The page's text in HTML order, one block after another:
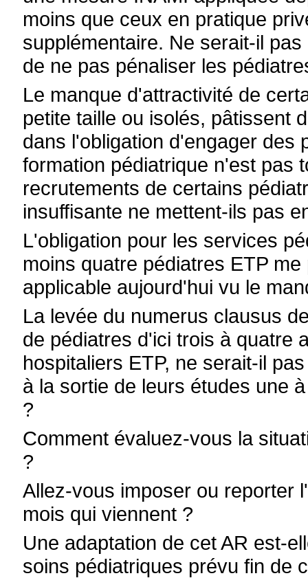
moins que ceux en pratique
supplémentaire. Ne serait-il
de ne pas pénaliser les
Le manque d'attractivité de
petite taille ou isolés, pâtissent
dans l'obligation d'engager des
formation pédiatrique n'est pas
recrutements de certains
insuffisante ne mettent-ils pas
L'obligation pour les services
moins quatre pédiatres ETP
applicable aujourd'hui vu le
La levée du numerus clausus
de pédiatres d'ici trois à quatre
hospitaliers ETP, ne serait-il
à la sortie de leurs études une
?
Comment évaluez-vous la
?
Allez-vous imposer ou reporter
mois qui viennent ?
Une adaptation de cet AR est-
soins pédiatriques prévu fin de